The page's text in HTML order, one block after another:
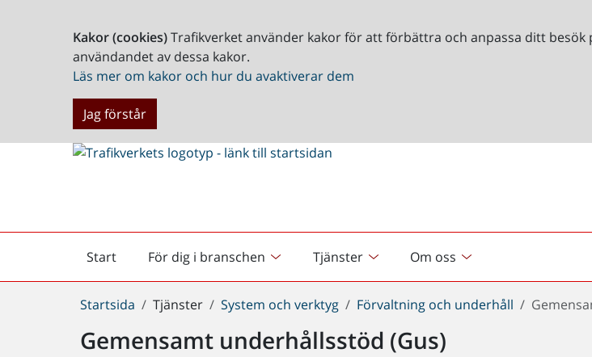
Kakor (cookies)Trafikverket använder kakor för att förbättra och anpassa ditt
användandet av dessa kakor.
Läs mer om kakor och hur du avaktiverar dem
Jag förstår
Start
Startsida För dig i branschen Tjänster Om oss
Du
här:
Startsida Tjänster System och verktyg Förvaltning och underhåll
Gemensamt underhållsstöd (Gus)